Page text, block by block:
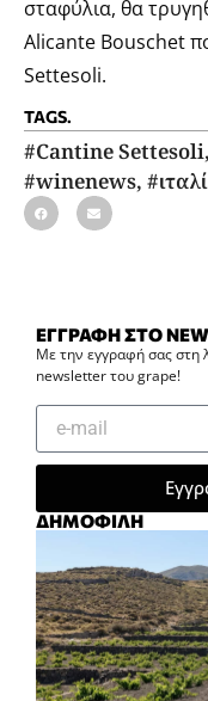
σταφύλια, θα
Alicante Bouschet
Settesoli.
TAGS.
#Cantine Settesoli,
#winenews,
ΕΓΓΡΑΦΗ ΣΤΟ
Με την εγγραφή σας στη
newsletter του grape!
ΔΗΜΟΦΙΛΗ